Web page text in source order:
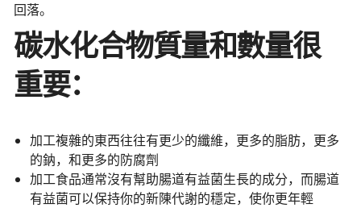
回落。
碳水化合物質量和數量很
重要：
加工複雜的東西往往有更少的纖維，更多的脂肪，更多
的鈉，和更多的防腐劑
加工食品通常沒有幫助腸道有益菌生長的成分，而腸道
有益菌可以保持你的新陳代謝的穩定，使你更年輕